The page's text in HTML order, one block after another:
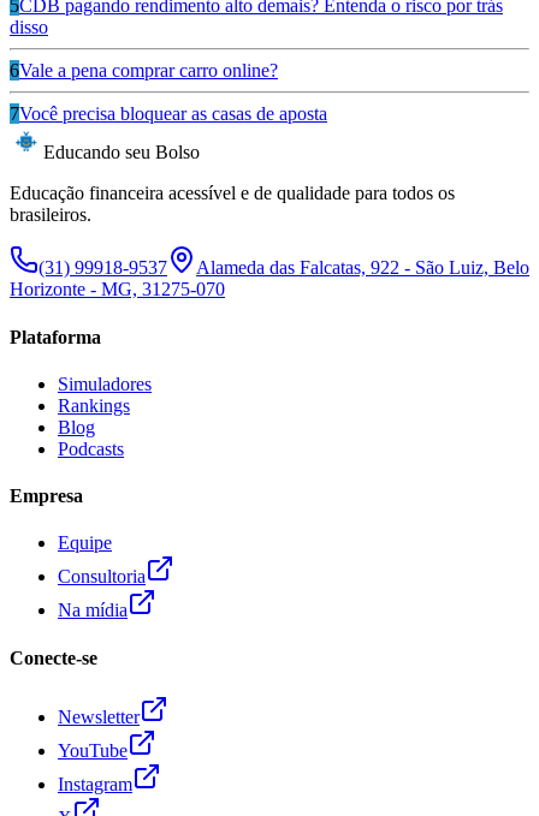
5CDB pagando rendimento alto demais? Entenda o risco por trás
disso
6Vale a pena comprar carro online?
7Você precisa bloquear as casas de aposta
Educando seu Bolso
Educação financeira acessível e de qualidade para todos os
brasileiros.
(31) 99918-9537
Alameda das Falcatas, 922 - São Luiz, Belo
Horizonte - MG, 31275-070
Plataforma
Simuladores
Rankings
Blog
Podcasts
Empresa
Equipe
Consultoria
Na mídia
Conecte-se
Newsletter
YouTube
Instagram